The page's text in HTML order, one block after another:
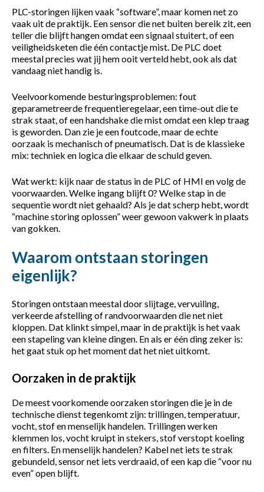
PLC-storingen lijken vaak “software”, maar komen net zo
vaak uit de praktijk. Een sensor die net buiten bereik zit, een
teller die blijft hangen omdat een signaal stuitert, of een
veiligheidsketen die één contactje mist. De PLC doet
meestal precies wat jij hem ooit verteld hebt, ook als dat
vandaag niet handig is.
Veelvoorkomende besturingsproblemen: fout
geparametreerde frequentieregelaar, een time-out die te
strak staat, of een handshake die mist omdat een klep traag
is geworden. Dan zie je een foutcode, maar de echte
oorzaak is mechanisch of pneumatisch. Dat is de klassieke
mix: techniek en logica die elkaar de schuld geven.
Wat werkt: kijk naar de status in de PLC of HMI en volg de
voorwaarden. Welke ingang blijft 0? Welke stap in de
sequentie wordt niet gehaald? Als je dat scherp hebt, wordt
“machine storing oplossen” weer gewoon vakwerk in plaats
van gokken.
Waarom ontstaan storingen
eigenlijk?
Storingen ontstaan meestal door slijtage, vervuiling,
verkeerde afstelling of randvoorwaarden die net niet
kloppen. Dat klinkt simpel, maar in de praktijk is het vaak
een stapeling van kleine dingen. En als er één ding zeker is:
het gaat stuk op het moment dat het niet uitkomt.
Oorzaken in de praktijk
De meest voorkomende oorzaken storingen die je in de
technische dienst tegenkomt zijn: trillingen, temperatuur,
vocht, stof en menselijk handelen. Trillingen werken
klemmen los, vocht kruipt in stekers, stof verstopt koeling
en filters. En menselijk handelen? Kabel net iets te strak
gebundeld, sensor net iets verdraaid, of een kap die “voor nu
even” open blijft.